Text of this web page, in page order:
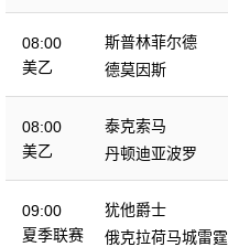
08:00
美乙
斯普林菲尔德
德莫因斯
08:00
美乙
泰克索马
丹顿迪亚波罗
09:00
夏季联赛
犹他爵士
俄克拉荷马城雷霆